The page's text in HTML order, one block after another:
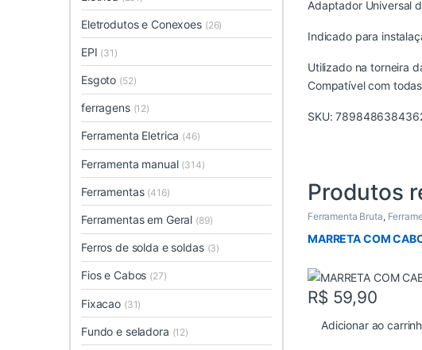
Adaptador Universal
Indicado para
Utilizado na torneira
Compatível com
SKU:
Produtos
Ferramenta Bruta,
MARRETA COM
R$ 59,90
Adicionar ao
Eletrodutos e Conexoes (26)
EPI (31)
Esgoto (52)
ferragens (12)
Ferramenta Eletrica (46)
Ferramenta manual (314)
Ferramentas (416)
Ferramentas em Geral (89)
Ferros de solda e soldas (3)
Fios e Cabos (27)
Fixacao (31)
Fundo e seladora (12)